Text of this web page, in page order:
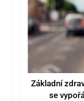
Základní
se